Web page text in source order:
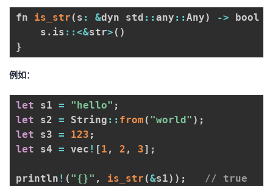
fn is_str ( s : &dyn std : : any : : Any) -> bool
    s
. is : : <&str> ( )
}
例如：
let s1 = "hello" ;
let s2 = String : : from ( "world" ) ;
let s3 = 123 ;
let s4 = vec ! [1 , 2 , 3] ;
println ! ( "{}" , is_str (&s1) ) ;
// true